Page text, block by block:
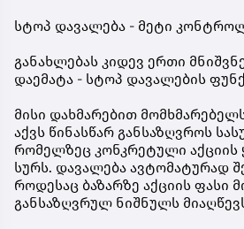
სტოპ დავალება - მეტი
განახლებას კიდევ ერთი
დაემატა - სტოპ დავალების
მისი დახმარებით
აქვს წინასწარ განსაზღვროს
რომელზეც კონკრეტული აქციის
სურს. დავალება ავტომატურად
როდესაც ბაზარზე აქციის ფასი
განსაზღვრულ ნიშნულს